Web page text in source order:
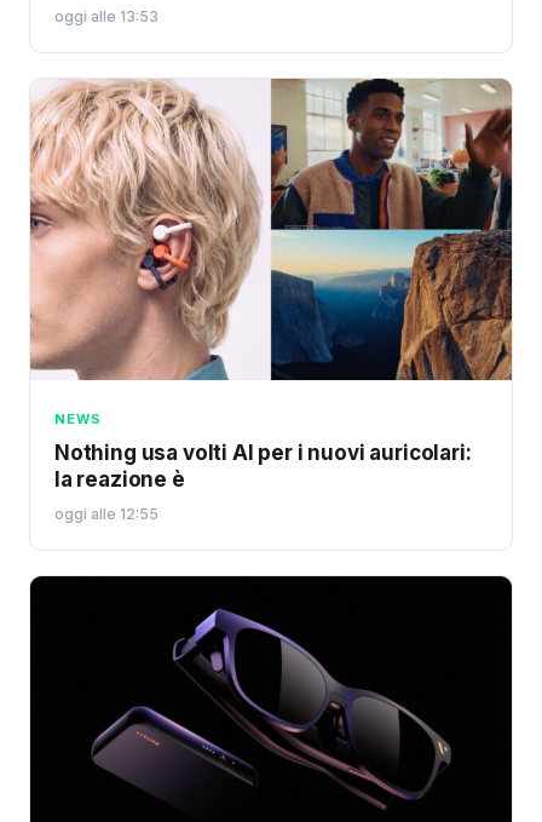
oggi alle 13:53
NEWS
Nothing usa volti AI per i nuovi auricolari:
la reazione è
oggi alle 12:55